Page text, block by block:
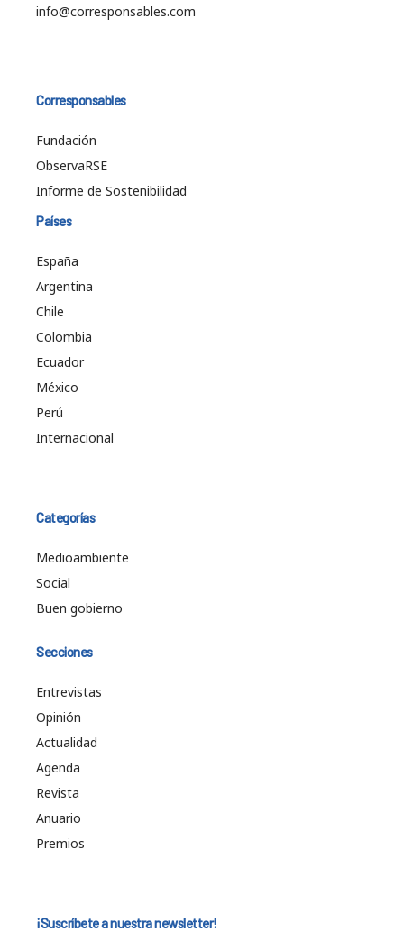
info@corresponsables.com
Corresponsables
Fundación
ObservaRSE
Informe de Sostenibilidad
Países
España
Argentina
Chile
Colombia
Ecuador
México
Perú
Internacional
Categorías
Medioambiente
Social
Buen gobierno
Secciones
Entrevistas
Opinión
Actualidad
Agenda
Revista
Anuario
Premios
¡Suscríbete a nuestra newsletter!